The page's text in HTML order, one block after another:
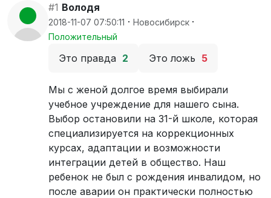
#1 Володя
2018-11-07 07:50:11 · Новосибирск ·
Положительный
Это правда 2 Это ложь 5
Мы с женой долгое время выбирали
учебное учреждение для нашего сына.
Выбор остановили на 31-й школе, которая
специализируется на коррекционных
курсах, адаптации и возможности
интеграции детей в общество. Наш
ребенок не был с рождения инвалидом, но
после аварии он практически полностью